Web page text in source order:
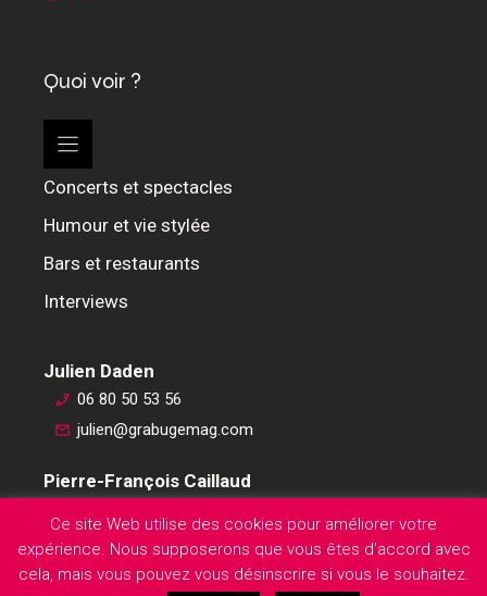
Quoi voir ?
Concerts et spectacles
Humour et vie stylée
Bars et restaurants
Interviews
Julien Daden
06 80 50 53 56
julien@grabugemag.com
Pierre-François Caillaud
pierre-francois@grabugemag.com
Mentions légales
Ce site Web utilise des cookies pour améliorer votre
expérience. Nous supposerons que vous êtes d'accord avec
cela, mais vous pouvez vous désinscrire si vous le souhaitez.